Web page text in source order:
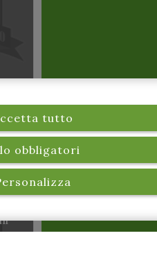
tutto
obbligatori